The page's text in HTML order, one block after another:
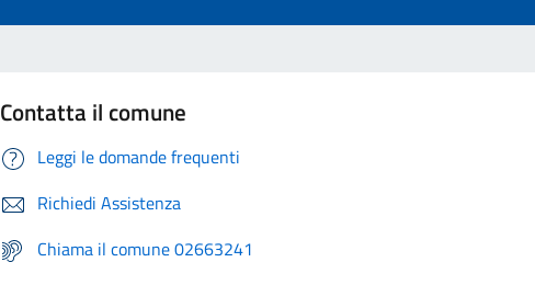
Contatta il comune
Leggi le domande frequenti
Richiedi Assistenza
Chiama il comune 02663241